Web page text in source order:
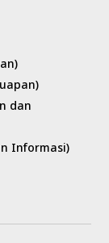
dan
Informasi)